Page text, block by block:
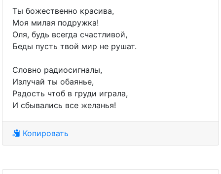
Ты божественно красива,
Моя милая подружка!
Оля, будь всегда счастливой,
Беды пусть твой мир не рушат.
Словно радиосигналы,
Излучай ты обаянье,
Радость чтоб в груди играла,
И сбывались все желанья!
Копировать